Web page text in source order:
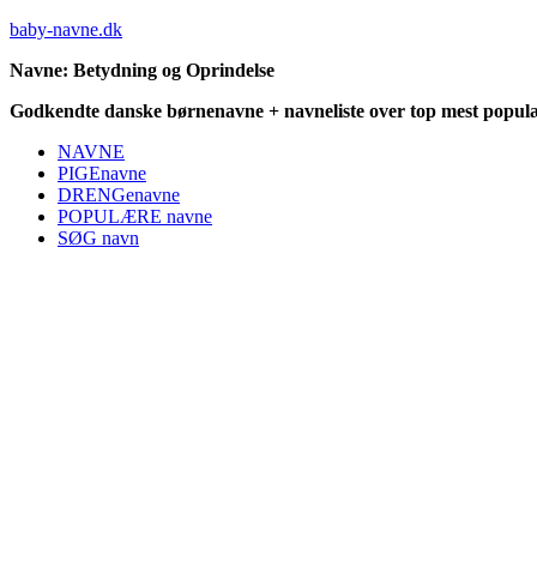
baby-navne.dk
Navne: Betydning og Oprindelse
Godkendte danske børnenavne + navneliste over top mest
NAVNE
PIGEnavne
DRENGenavne
POPULÆRE navne
SØG navn